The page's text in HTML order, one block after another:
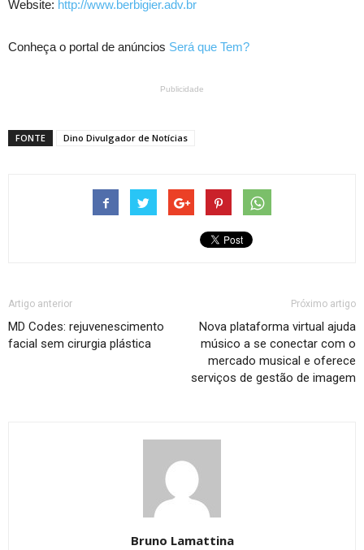
Website: http://www.berbigier.adv.br
Conheça o portal de anúncios Será que Tem?
Publicidade
FONTE Dino Divulgador de Notícias
Artigo anterior
MD Codes: rejuvenescimento
facial sem cirurgia plástica
Próximo artigo
Nova plataforma virtual ajuda
músico a se conectar com o
mercado musical e oferece
serviços de gestão de imagem
Bruno Lamattina